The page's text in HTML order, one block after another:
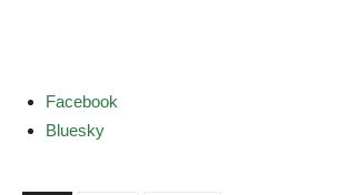
Facebook
Bluesky